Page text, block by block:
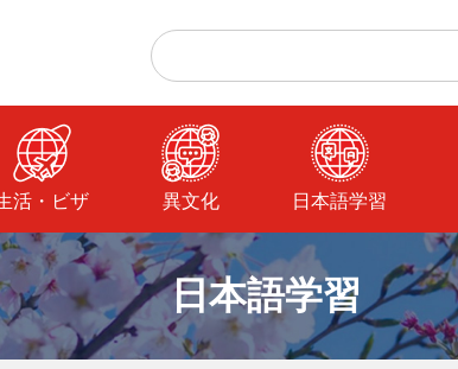
活・ビザ 異文化 日本語学習
日本語学習